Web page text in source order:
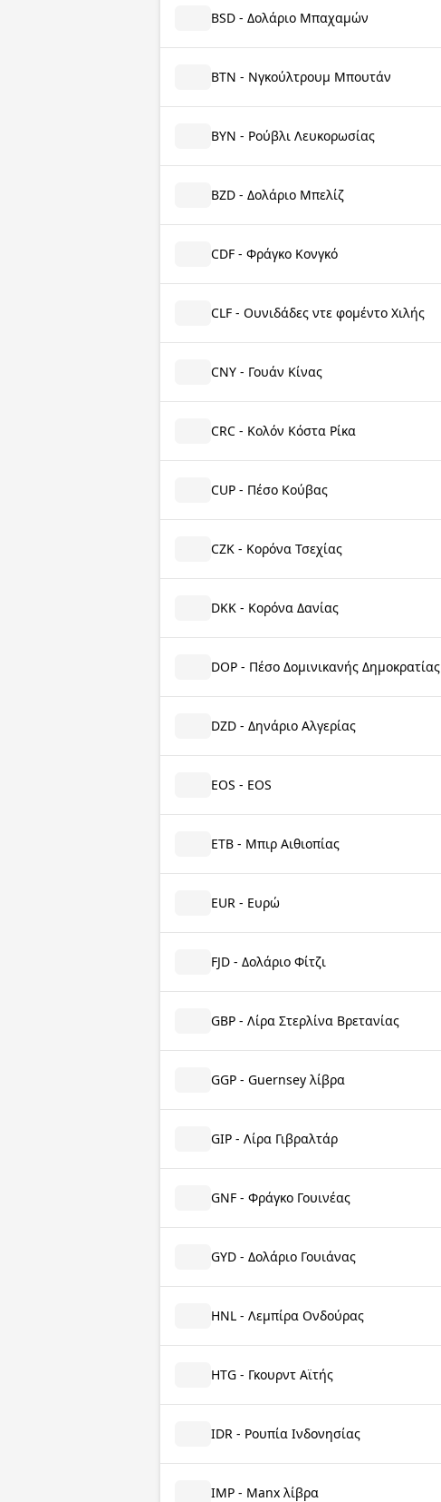
BSD - Δολάριο Μπαχαμών
BTN - Νγκούλτρουμ Μπουτάν
BYN - Ρούβλι Λευκορωσίας
BZD - Δολάριο Μπελίζ
CDF - Φράγκο Κονγκό
CLF - Ουνιδάδες ντε φομέντο Χιλής
CNY - Γουάν Κίνας
CRC - Κολόν Κόστα Ρίκα
CUP - Πέσο Κούβας
CZK - Κορόνα Τσεχίας
DKK - Κορόνα Δανίας
DOP - Πέσο Δομινικανής Δημοκρατίας
DZD - Δηνάριο Αλγερίας
EOS - EOS
ETB - Μπιρ Αιθιοπίας
EUR - Ευρώ
FJD - Δολάριο Φίτζι
GBP - Λίρα Στερλίνα Βρετανίας
GGP - Guernsey λίβρα
GIP - Λίρα Γιβραλτάρ
GNF - Φράγκο Γουινέας
GYD - Δολάριο Γουιάνας
HNL - Λεμπίρα Ονδούρας
HTG - Γκουρντ Αϊτής
IDR - Ρουπία Ινδονησίας
IMP - Manx λίβρα